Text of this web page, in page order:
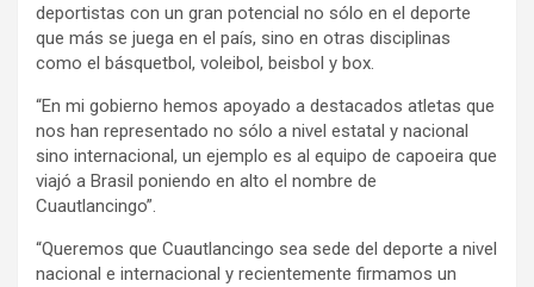
deportistas con un gran potencial no sólo en el deporte
que más se juega en el país, sino en otras disciplinas
como el básquetbol, voleibol, beisbol y box.
“En mi gobierno hemos apoyado a destacados atletas que
nos han representado no sólo a nivel estatal y nacional
sino internacional, un ejemplo es al equipo de capoeira que
viajó a Brasil poniendo en alto el nombre de
Cuautlancingo”.
“Queremos que Cuautlancingo sea sede del deporte a nivel
nacional e internacional y recientemente firmamos un